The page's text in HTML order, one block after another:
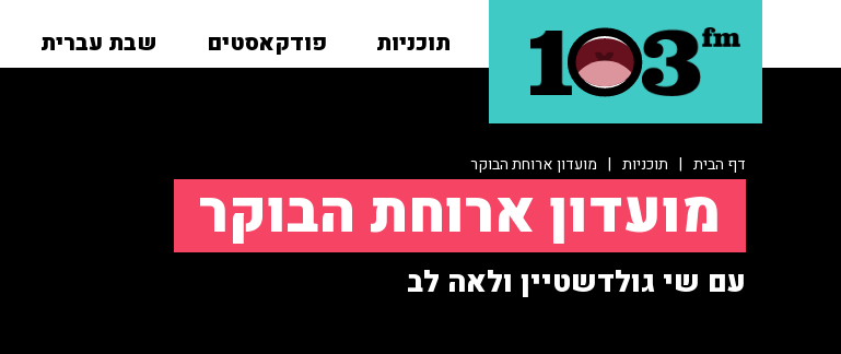
תוכניות פודקאסטים שבת עברית
דף הבית | תוכניות | מועדון ארוחת הבוקר
מועדון ארוחת הבוקר
עם שי גולדשטיין ולאה לב